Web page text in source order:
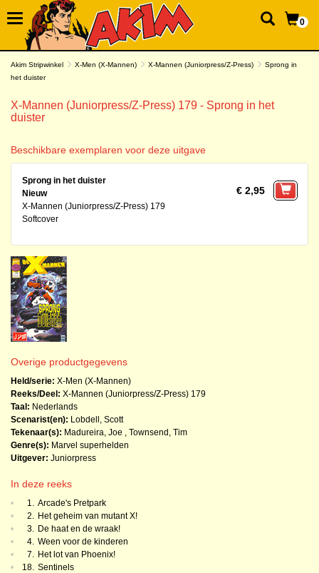
0
Akim Stripwinkel X-Men (X-Mannen) X-Mannen (Juniorpress/Z-Press)
Sprong in
het duister
X-Mannen (Juniorpress/Z-Press) 179 - Sprong in het
duister
Beschikbare exemplaren voor deze uitgave
Sprong in het duister
Nieuw
X-Mannen (Juniorpress/Z-Press) 179
Softcover
€ 2,95
Overige productgegevens
Held/serie: X-Men (X-Mannen)
Reeks/Deel: X-Mannen (Juniorpress/Z-Press) 179
Taal: Nederlands
Scenarist(en): Lobdell, Scott
Tekenaar(s): Madureira, Joe , Townsend, Tim
Genre(s): Marvel superhelden
Uitgever: Juniorpress
In deze reeks
• 1. Arcade's Pretpark
•
2. Het geheim van mutant X!
•
3. De haat en de wraak!
•
4. Ween voor de kinderen
•
7. Het lot van Phoenix!
•
18. Sentinels